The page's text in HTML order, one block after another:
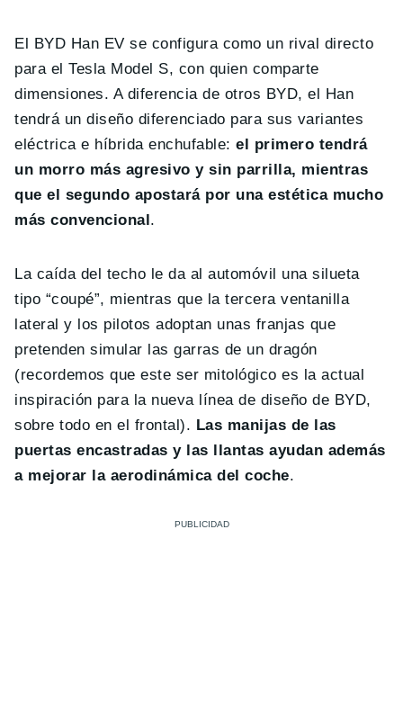
El BYD Han EV se configura como un rival directo
para el Tesla Model S, con quien comparte
dimensiones. A diferencia de otros BYD, el Han
tendrá un diseño diferenciado para sus variantes
eléctrica e híbrida enchufable:el primero tendrá
un morro más agresivo y sin parrilla, mientras
que el segundo apostará por una estética mucho
más convencional .
La caída del techo le da al automóvil una silueta
tipo “coupé”, mientras que la tercera ventanilla
lateral y los pilotos adoptan unas franjas que
pretenden simular las garras de un dragón
(recordemos que este ser mitológico es la actual
inspiración para la nueva línea de diseño de BYD,
sobre todo en el frontal). Las manijas de las
puertas encastradas y las llantas ayudan además
a mejorar la aerodinámica del coche.